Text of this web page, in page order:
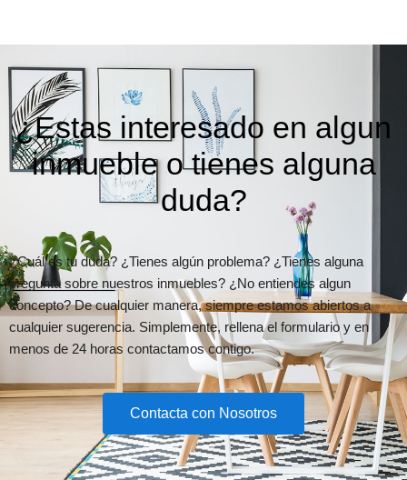
¿Estas interesado en algun
inmueble o tienes alguna
duda?
¿Cuál es tu duda? ¿Tienes algún problema? ¿Tienes alguna
pregunta sobre nuestros inmuebles? ¿No entiendes algun
concepto? De cualquier manera, siempre estamos abiertos a
cualquier sugerencia. Simplemente, rellena el formulario y en
menos de 24 horas contactamos contigo.
Contacta con Nosotros